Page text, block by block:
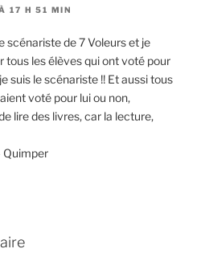
17 H 51 MIN
scénariste de 7 Voleurs et je
tous les élèves qui ont voté pour
suis le scénariste !! Et aussi tous
voté pour lui ou non,
de lire des livres, car la lecture,
Quimper